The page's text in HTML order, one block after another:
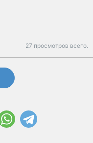
27 просмотров всего.